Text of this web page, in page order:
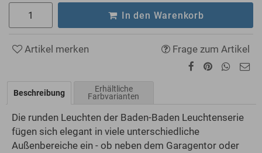
In den Warenkorb
Artikel merken Frage zum Artikel
Beschreibung
Erhältliche
Farbvarianten
Die runden Leuchten der Baden-Baden Leuchtenserie
fügen sich elegant in viele unterschiedliche
Außenbereiche ein - ob neben dem Garagentor oder